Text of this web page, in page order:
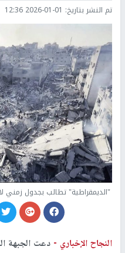
تم النشر بتاريخ: 2026-01-01 12:36
"الديمقراطية" تطالب بجدول زمني
النجاح الإخباري - دعت الجبهة